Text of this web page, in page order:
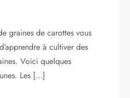
graines de carottes vous
à cultiver des
Voici quelques
Les […]